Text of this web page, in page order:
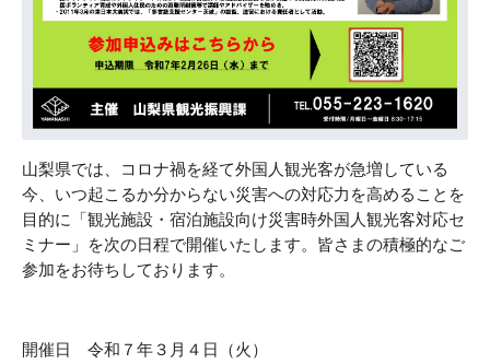
山梨県では、コロナ禍を経て外国人観光客が急増している
今、いつ起こるか分からない災害への対応力を高めることを
目的に「観光施設・宿泊施設向け災害時外国人観光客対応セ
ミナー」を次の日程で開催いたします。皆さまの積極的なご
参加をお待ちしております。
開催日 令和７年３月４日（火）